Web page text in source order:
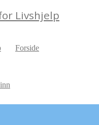
Livshjelp
Forside